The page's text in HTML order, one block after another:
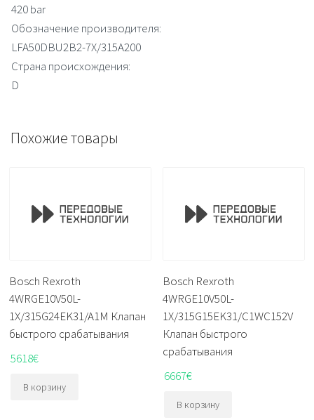
420 bar
Обозначение производителя:
LFA50DBU2B2-7X/315A200
Страна происхождения:
D
Похожие товары
Bosch Rexroth
4WRGE10V50L-
1X/315G24EK31/A1M Клапан
быстрого срабатывания
5618€
В корзину
Bosch Rexroth
4WRGE10V50L-
1X/315G15EK31/C1WC152V
Клапан быстрого
срабатывания
6667€
В корзину